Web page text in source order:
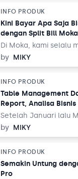
Anda pesan di awal?
strateginya adalah
purchase order.
kemudian akan
menagih apa yang
sesuai dengan
INFO PRODUK
Kini Bayar Apa Saja
dengan Split Bill Moka
Di Moka, kami selalu
saran dan kritik Anda
meningkatkan
menghadirkan fitur
Anda.
by MIKY
INFO PRODUK
Table Management
Report, Analisa Bisnis
Repot
Setelah Januari lalu
meluncurkan fitur
Management yang
full service, di Maret
melakukan
memudahkan Anda
by MIKY
INFO PRODUK
Semakin Untung
Pro